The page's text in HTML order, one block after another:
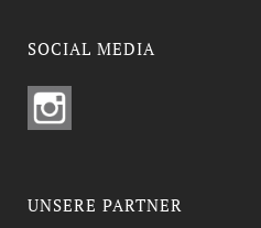
SOCIAL MEDIA
UNSERE PARTNER